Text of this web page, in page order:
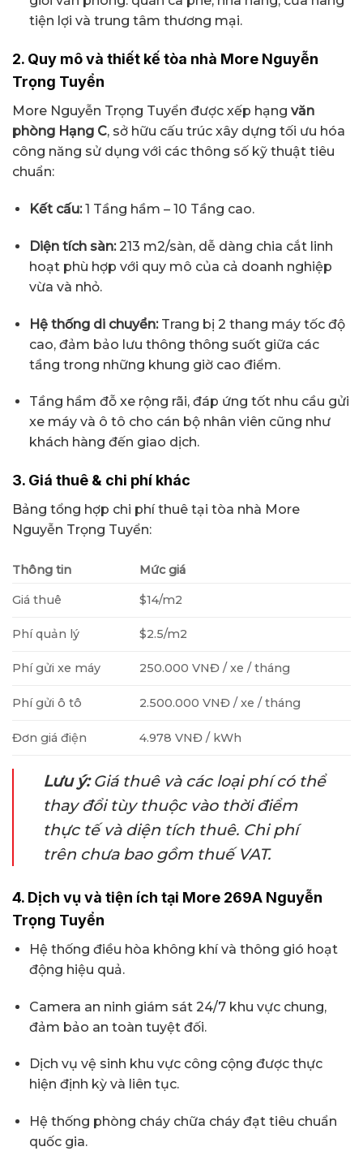
tiện lợi và trung tâm thương mại.
2. Quy mô và thiết kế tòa nhà More Nguyễn
Trọng Tuyển
More Nguyễn Trọng Tuyển được xếp hạng văn
phòng Hạng C, sở hữu cấu trúc xây dựng tối ưu hóa
công năng sử dụng với các thông số kỹ thuật tiêu
chuẩn:
Kết cấu:1 Tầng hầm – 10 Tầng cao.
Diện tích sàn:213 m2/sàn, dễ dàng chia cắt linh
hoạt phù hợp với quy mô của cả doanh nghiệp
vừa và nhỏ.
Hệ thống di chuyển:Trang bị 2 thang máy tốc độ
cao, đảm bảo lưu thông thông suốt giữa các
tầng trong những khung giờ cao điểm.
Tầng hầm đỗ xe rộng rãi, đáp ứng tốt nhu cầu gửi
xe máy và ô tô cho cán bộ nhân viên cũng như
khách hàng đến giao dịch.
3. Giá thuê & chi phí khác
Bảng tổng hợp chi phí thuê tại tòa nhà More
Nguyễn Trọng Tuyển:
Thông tin Mức giá
Giá thuê $14/m2
Phí quản lý $2.5/m2
Phí gửi xe máy 250.000 VNĐ / xe / tháng
Phí gửi ô tô 2.500.000 VNĐ / xe / tháng
Đơn giá điện 4.978 VNĐ / kWh
Lưu ý:Giá thuê và các loại phí có thể
thay đổi tùy thuộc vào thời điểm
thực tế và diện tích thuê. Chi phí
trên chưa bao gồm thuế VAT.
4. Dịch vụ và tiện ích tại More 269A Nguyễn
Trọng Tuyển
Hệ thống điều hòa không khí và thông gió hoạt
động hiệu quả.
Camera an ninh giám sát 24/7 khu vực chung,
đảm bảo an toàn tuyệt đối.
Dịch vụ vệ sinh khu vực công cộng được thực
hiện định kỳ và liên tục.
Hệ thống phòng cháy chữa cháy đạt tiêu chuẩn
quốc gia.